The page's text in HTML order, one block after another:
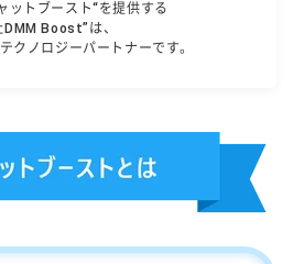
ットブースト“を提供する
DMM Boost”は、
クノロジーパートナーです。